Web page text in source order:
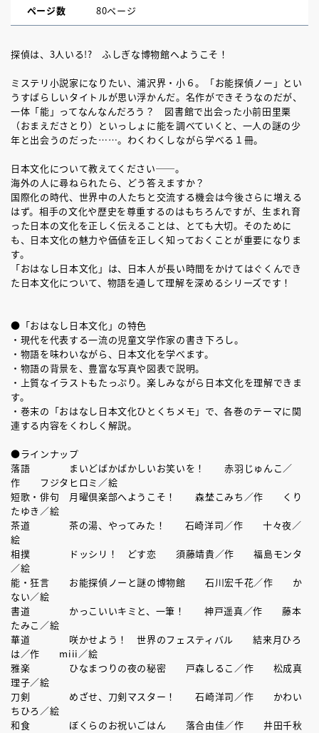
ページ数 80ページ
探偵は、3人いる!? ふしぎな博物館へようこそ！
ミステリ小説家になりたい、浦沢界・小６。「お能探偵ノー」とい
うすばらしいタイトルが思い浮かんだ。名作ができそうなのだが、
一体「能」ってなんなんだろう？ 図書館で出会った小前田里栗
（おまえださとり）といっしょに能を調べていくと、一人の謎の少
年と出会うのだった……。わくわくしながら学べる１冊。
日本文化について教えてください──。
海外の人に尋ねられたら、どう答えますか？
国際化の時代、世界中の人たちと交流する機会は今後さらに増える
はず。相手の文化や歴史を尊重するのはもちろんですが、生まれ育
った日本の文化を正しく伝えることは、とても大切。そのために
も、日本文化の魅力や価値を正しく知っておくことが重要になりま
す。
「おはなし日本文化」は、日本人が長い時間をかけてはぐくんでき
た日本文化について、物語を通して理解を深めるシリーズです！
●「おはなし日本文化」の特色
・現代を代表する一流の児童文学作家の書き下ろし。
・物語を味わいながら、日本文化を学べます。
・物語の背景を、豊富な写真や図表で説明。
・上質なイラストもたっぷり。楽しみながら日本文化を理解できま
す。
・巻末の「おはなし日本文化ひとくちメモ」で、各巻のテーマに関
連する内容をくわしく解説。
●ラインナップ
落語 まいどばかばかしいお笑いを！ 赤羽じゅんこ／
作 フジタヒロミ／絵
短歌・俳句 月曜倶楽部へようこそ！ 森埜こみち／作 くり
たゆき／絵
茶道 茶の湯、やってみた！ 石崎洋司／作 十々夜／
絵
相撲 ドッシリ！ どす恋 須藤靖貴／作 福島モンタ
／絵
能・狂言 お能探偵ノーと謎の博物館 石川宏千花／作 か
ない／絵
書道 かっこいいキミと、一筆！ 神戸遥真／作 藤本
たみこ／絵
華道 咲かせよう！ 世界のフェスティバル 結来月ひろ
は／作 miii／絵
雅楽 ひなまつりの夜の秘密 戸森しるこ／作 松成真
理子／絵
刀剣 めざせ、刀剣マスター！ 石崎洋司／作 かわい
ちひろ／絵
和食 ぼくらのお祝いごはん 落合由佳／作 井田千秋